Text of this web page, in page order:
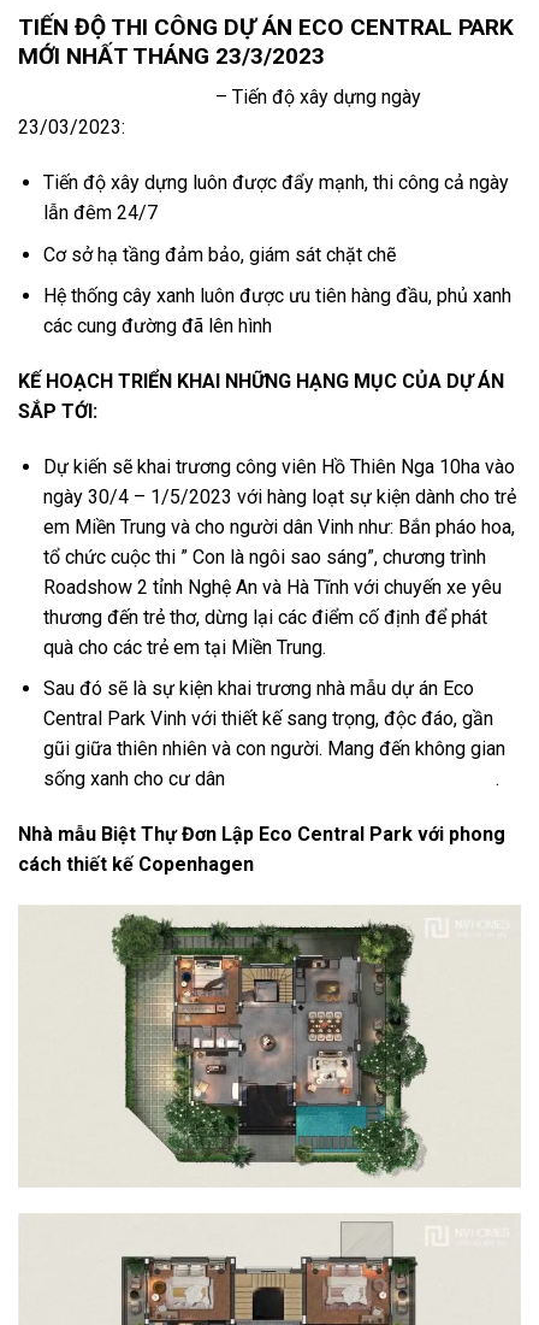
TIẾN ĐỘ THI CÔNG DỰ ÁN ECO CENTRAL PARK
MỚI NHẤT THÁNG 23/3/2023
– Tiến độ xây dựng ngày
23/03/2023:
Tiến độ xây dựng luôn được đẩy mạnh, thi công cả ngày
lẫn đêm 24/7
Cơ sở hạ tầng đảm bảo, giám sát chặt chẽ
Hệ thống cây xanh luôn được ưu tiên hàng đầu, phủ xanh
các cung đường đã lên hình
KẾ HOẠCH TRIỂN KHAI NHỮNG HẠNG MỤC CỦA DỰ ÁN
SẮP TỚI:
Dự kiến sẽ khai trương công viên Hồ Thiên Nga 10ha vào
ngày 30/4 – 1/5/2023 với hàng loạt sự kiện dành cho trẻ
em Miền Trung và cho người dân Vinh như: Bắn pháo hoa,
tổ chức cuộc thi ” Con là ngôi sao sáng”, chương trình
Roadshow 2 tỉnh Nghệ An và Hà Tĩnh với chuyến xe yêu
thương đến trẻ thơ, dừng lại các điểm cố định để phát
quà cho các trẻ em tại Miền Trung.
Sau đó sẽ là sự kiện khai trương nhà mẫu dự án Eco
Central Park Vinh với thiết kế sang trọng, độc đáo, gần
gũi giữa thiên nhiên và con người. Mang đến không gian
sống xanh cho cư dân
.
Nhà mẫu Biệt Thự Đơn Lập Eco Central Park với phong
cách thiết kế Copenhagen